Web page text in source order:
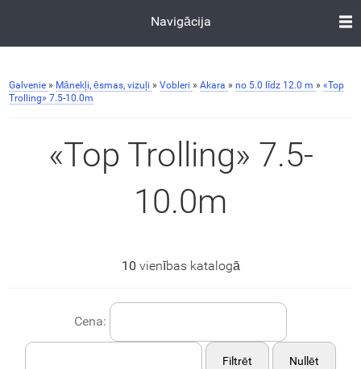
Navigācija
Galvenie » Mānekļi, ēsmas, vizuļi » Vobleri » Akara » no 5.0 līdz 12.0 m » «Top
Trolling» 7.5-10.0m
«Top Trolling» 7.5-
10.0m
10 vienības katalogā
Cena:
Filtrēt Nullēt